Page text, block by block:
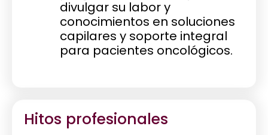
divulgar su labor y
conocimientos en soluciones
capilares y soporte integral
para pacientes oncológicos.
Hitos profesionales